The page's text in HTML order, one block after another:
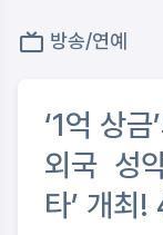
방송/연예
‘1억 상
외국 성
타’ 개최